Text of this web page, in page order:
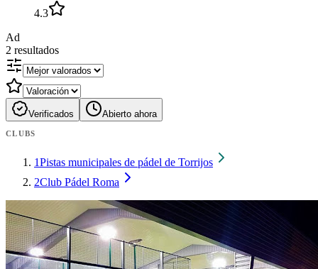
4.3
Ad
2 resultados
Verificados Abierto ahora
CLUBS
1Pistas municipales de pádel de Torrijos
2Club Pádel Roma